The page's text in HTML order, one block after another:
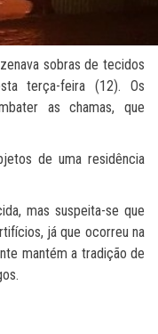
sobras de tecidos
terça-feira (12). Os
as chamas, que
de uma residência
mas suspeita-se que
já que ocorreu na
mantém a tradição de